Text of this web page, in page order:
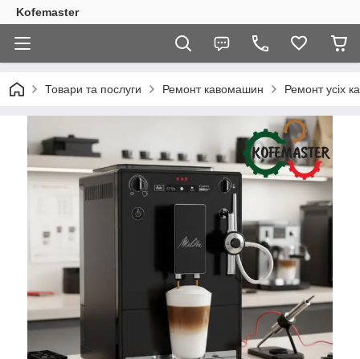
Kofemaster
Товари та послуги Ремонт кавомашин Ремонт усіх